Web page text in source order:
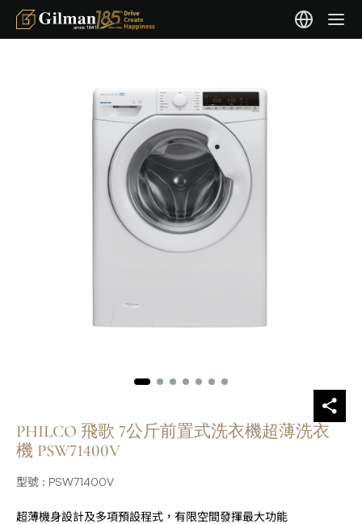
PHILCO 飛歌 7公斤前置式洗衣機超薄洗衣
機 PSW71400V
型號 : PSW71400V
超薄機身設計及多項預設程式，有限空間發揮最大功能